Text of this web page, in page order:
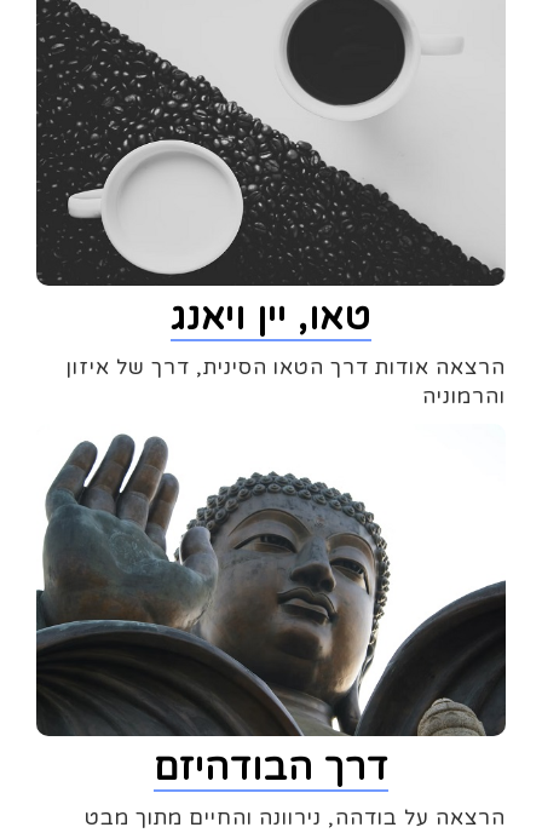
טאו, יין ויאנג
הרצאה אודות דרך הטאו הסינית, דרך של איזון
והרמוניה
דרך הבודהיזם
הרצאה על בודהה, נירוונה והחיים מתוך מבט